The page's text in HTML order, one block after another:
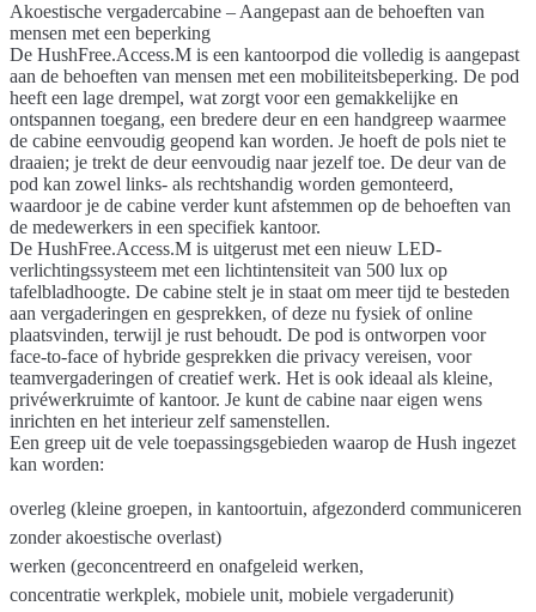
Akoestische vergadercabine – Aangepast aan de behoeften van
mensen met een beperking
De HushFree.Access.M is een kantoorpod die volledig is aangepast
aan de behoeften van mensen met een mobiliteitsbeperking. De pod
heeft een lage drempel, wat zorgt voor een gemakkelijke en
ontspannen toegang, een bredere deur en een handgreep waarmee
de cabine eenvoudig geopend kan worden. Je hoeft de pols niet te
draaien; je trekt de deur eenvoudig naar jezelf toe. De deur van de
pod kan zowel links- als rechtshandig worden gemonteerd,
waardoor je de cabine verder kunt afstemmen op de behoeften van
de medewerkers in een specifiek kantoor.
De HushFree.Access.M is uitgerust met een nieuw LED-
verlichtingssysteem met een lichtintensiteit van 500 lux op
tafelbladhoogte. De cabine stelt je in staat om meer tijd te besteden
aan vergaderingen en gesprekken, of deze nu fysiek of online
plaatsvinden, terwijl je rust behoudt. De pod is ontworpen voor
face-to-face of hybride gesprekken die privacy vereisen, voor
teamvergaderingen of creatief werk. Het is ook ideaal als kleine,
privéwerkruimte of kantoor. Je kunt de cabine naar eigen wens
inrichten en het interieur zelf samenstellen.
Een greep uit de vele toepassingsgebieden waarop de Hush ingezet
kan worden:
overleg (kleine groepen, in kantoortuin, afgezonderd communiceren
zonder akoestische overlast)
werken (geconcentreerd en onafgeleid werken,
concentratie werkplek, mobiele unit, mobiele vergaderunit)